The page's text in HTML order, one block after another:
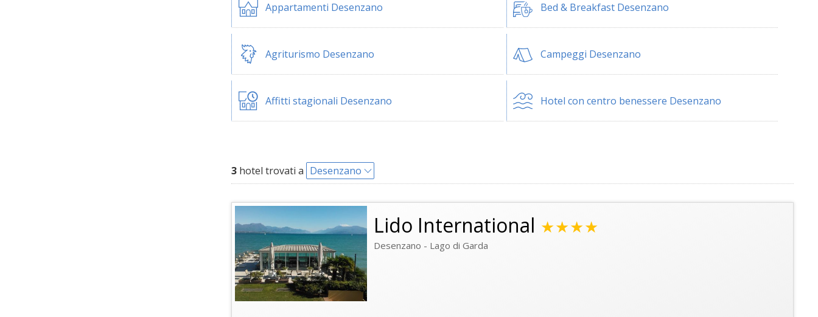
Appartamenti Desenzano Bed & Breakfast Desenzano
Agriturismo Desenzano Campeggi Desenzano
Affitti stagionali Desenzano Hotel con centro benessere Desenzano
3 hotel trovati a Desenzano
Lido International ★★★★
Desenzano - Lago di Garda